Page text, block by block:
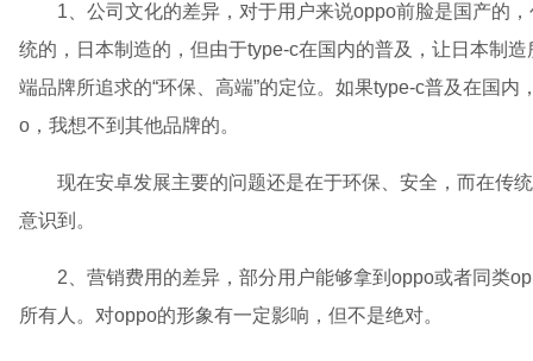
1、公司文化的差异，对于用户来说oppo前脸是国产的
统的，日本制造的，但由于type-c在国内的普及，让日本制
端品牌所追求的“环保、高端”的定位。如果type-c普及在国
o，我想不到其他品牌的。
现在安卓发展主要的问题还是在于环保、安全，而在传
意识到。
2、营销费用的差异，部分用户能够拿到oppo或者同类
所有人。对oppo的形象有一定影响，但不是绝对。